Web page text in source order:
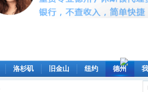
洛杉矶 旧金山 纽约 德州